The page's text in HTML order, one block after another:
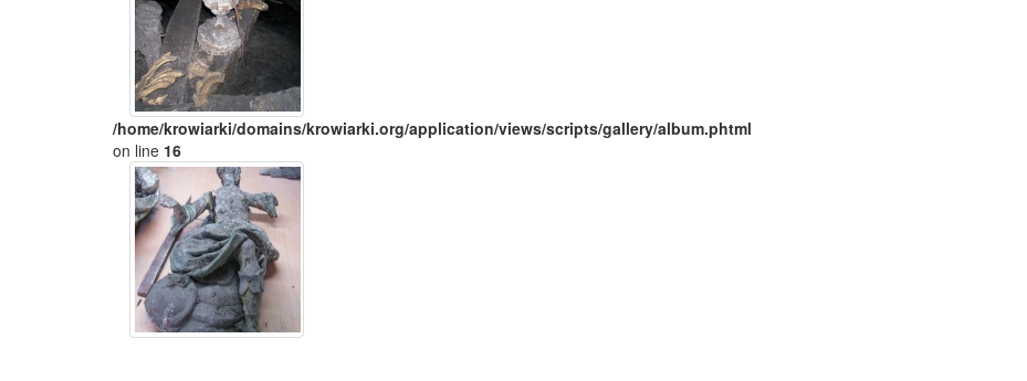
/home/krowiarki/domains/krowiarki.org/application/views/scripts/gallery/album.phtml
on line 16